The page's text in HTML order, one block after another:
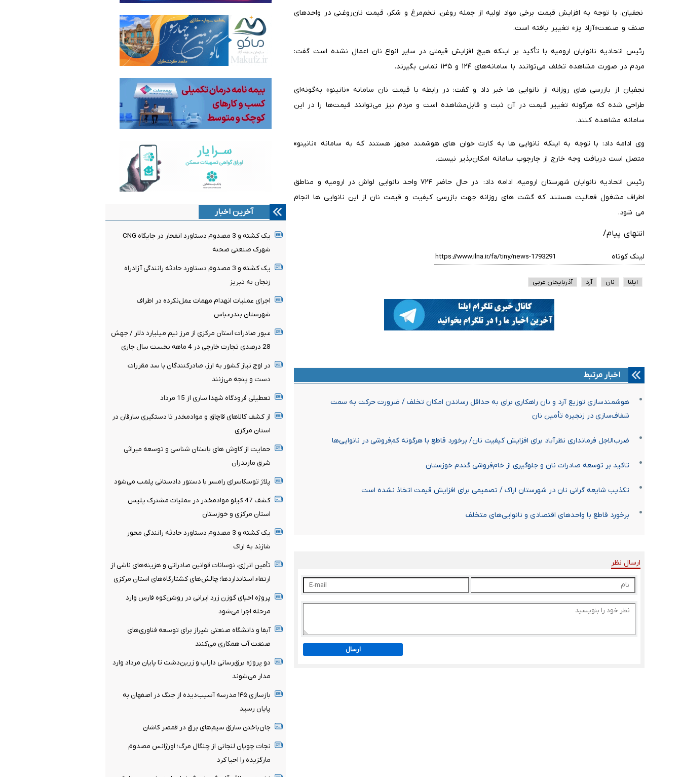
نجفیان، با توجه به افزایش قیمت برخی مواد اولیه از جمله روغن، تخم‌مرغ و شکر، قیمت نان‌روغنی در واحدهای
صنف و صنعت«آزاد پز» تغییر یافته است.
رئیس اتحادیه نانوایان ارومیه با تأکید بر اینکه هیچ افزایش قیمتی در سایر انواع نان اعمال نشده است گفت:
مردم در صورت مشاهده تخلف می‌توانند با سامانه‌های ۱۲۴ و ۱۳۵ تماس بگیرند.
نجفیان از بازرسی های روزانه از نانوایی ها خبر داد و گفت: در رابطه با قیمت نان سامانه «نانینو» به‌گونه‌ای
طراحی شده که هرگونه تغییر قیمت در آن ثبت و قابل‌مشاهده است و مردم نیز می‌توانند قیمت‌ها را در این
سامانه مشاهده کنند.
وی ادامه داد: با توجه به اینکه نانوایی ها به کارت خوان های هوشمند مجهز هستند که به سامانه «نانینو»
متصل است دریافت وجه خارج از چارچوب سامانه امکان‌پذیر نیست.
رئیس اتحادیه نانوایان شهرستان ارومیه، ادامه داد: در حال حاضر ۷۲۴ واحد نانوایی لواش در ارومیه و مناطق
اطراف مشغول فعالیت هستند که گشت های روزانه جهت بازرسی کیفیت و قیمت نان از این نانوایی ها انجام
می شود.
انتهای پیام/
لینک کوتاه
ایلنا نان آرد آذربایجان غربی
اخبار مرتبط
هوشمندسازی توزیع آرد و نان راهکاری برای به حداقل رساندن امکان تخلف / ضرورت حرکت به سمت
شفاف‌سازی در زنجیره تأمین نان
ضرب‌الاجل فرمانداری نظرآباد برای افزایش کیفیت نان/ برخورد قاطع با هرگونه کم‌فروشی در نانوایی‌ها
تاکید بر توسعه صادرات نان و جلوگیری از خام‌فروشی گندم خوزستان
تکذیب شایعه گرانی نان در شهرستان اراک / تصمیمی برای افزایش قیمت اتخاذ نشده است
برخورد قاطع با واحد‌های اقتصادی و نانوایی‌های متخلف
ارسال نظر
ارسال
آخرین اخبار
یک کشته و 3 مصدوم دستاورد انفجار در جایگاه CNG
شهرک صنعتی صحنه
یک کشته و 3 مصدوم دستاورد حادثه رانندگی آزادراه
زنجان به تبریز
اجرای عملیات انهدام مهمات عمل‌نکرده در اطراف
شهرستان بندرعباس
عبور صادرات استان مرکزی از مرز نیم میلیارد دلار / جهش
28 درصدی تجارت خارجی در 4 ماهه نخست سال جاری
در اوج نیاز کشور به ارز، صادرکنندگان با سد مقررات
دست و پنجه می‌زنند
تعطیلی فرودگاه شهدا ساری از 15 مرداد
از کشف کالاهای قاچاق و موادمخدر تا دستگیری سارقان در
استان مرکزی
حمایت از کاوش های باستان شناسی و توسعه میراثی
شرق مازندران
پلاژ توسکاسرای رامسر با دستور دادستانی پلمب می‌شود
کشف 47 کیلو موادمخدر در عملیات مشترک پلیس
استان مرکزی و خوزستان
یک کشته و 3 مصدوم دستاورد حادثه رانندگی محور
شازند به اراک
تأمین انرژی، نوسانات قوانین صادراتی و هزینه‌های ناشی از
ارتقاء استانداردها؛ چالش‌های کشتارگاه‌های استان مرکزی
پروژه احیای گوزن زرد ایرانی در روشن‌کوه فارس وارد
مرحله اجرا می‌شود
آبفا و دانشگاه صنعتی شیراز برای توسعه فناوری‌های
صنعت آب همکاری می‌کنند
دو پروژه برق‌رسانی داراب و زرین‌دشت تا پایان مرداد وارد
مدار می‌شوند
بازسازی ۱۴۵ مدرسه آسیب‌دیده از جنگ در اصفهان به
پایان رسید
جان‌باختن سارق سیم‌های برق در قمصر کاشان
نجات چوپان لنجانی از چنگال مرگ؛ اورژانس مصدوم
مارگزیده را احیا کرد